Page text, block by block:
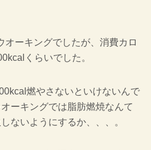
オーキングでしたが、消費カロ
くらいでした。
燃やさないといけないんで
ーキングでは脂肪燃焼なんて
ないようにするか、、、。